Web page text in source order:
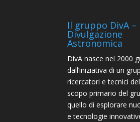
Il gruppo DivA –
Divulgazione
Astronomica
DivA nasce nel 2000
dall’iniziativa di un
ricercatori e tecnici
scopo primario del
quello di esplorare
e tecnologie